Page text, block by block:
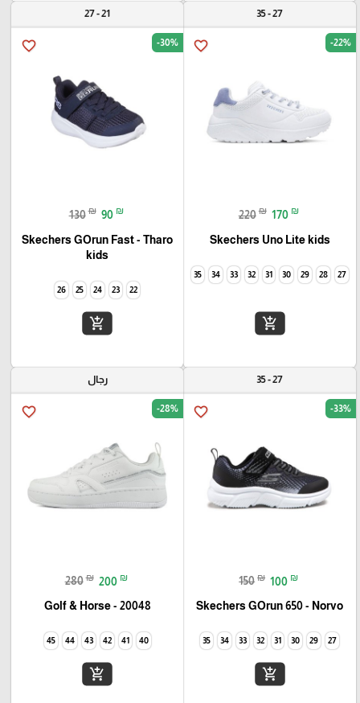
27 - 35
favorite_border -22%
220 ₪ 170 ₪
Skechers Uno Lite kids
27
28
29
30
31
32
33
34
35
add_shopping_cart
21 - 27
favorite_border -30%
130 ₪ 90 ₪
Skechers GOrun Fast - Tharo
kids
22
23
24
25
26
add_shopping_cart
27 - 35
favorite_border -33%
150 ₪ 100 ₪
Skechers GOrun 650 - Norvo
27
29
30
31
32
33
34
35
add_shopping_cart
رجال
favorite_border -28%
280 ₪ 200 ₪
Golf & Horse - 20048
40
41
42
43
44
45
add_shopping_cart